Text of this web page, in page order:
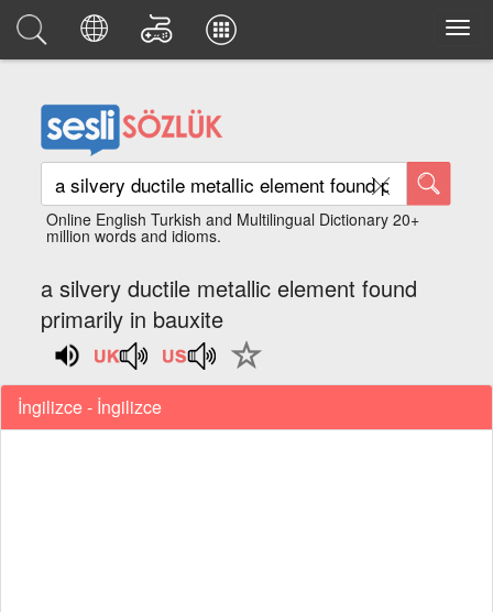
Online English Turkish and Multilingual Dictionary 20+
million words and idioms.
a silvery ductile metallic element found
primarily in bauxite
İngilizce - İngilizce